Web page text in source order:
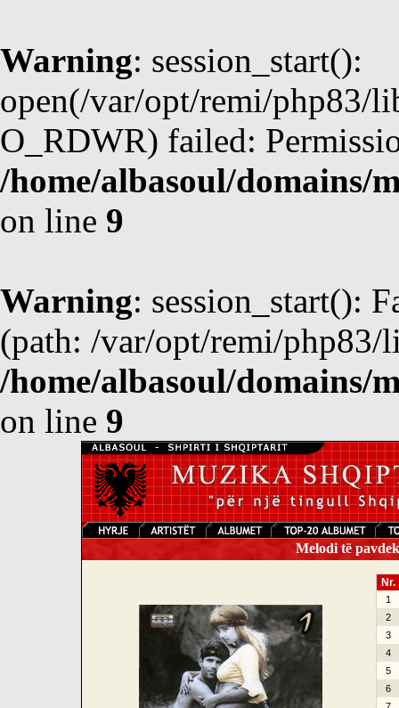
Warning: session_start():
open(/var/opt/remi/php83/
O_RDWR) failed:
/home/albasoul/domains/
on line 9
Warning: session_start():
(path: /var/opt/remi/php83/
/home/albasoul/domains/
on line 9
Melodi të
Nr.
1
2
3
4
5
6